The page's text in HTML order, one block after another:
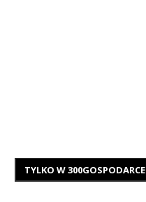
TYLKO W 300GOSPODARCE